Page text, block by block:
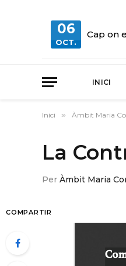
06
OCT.
Cap on
INICI
Inici » Àmbit Maria
La
Per Àmbit Maria
COMPARTIR